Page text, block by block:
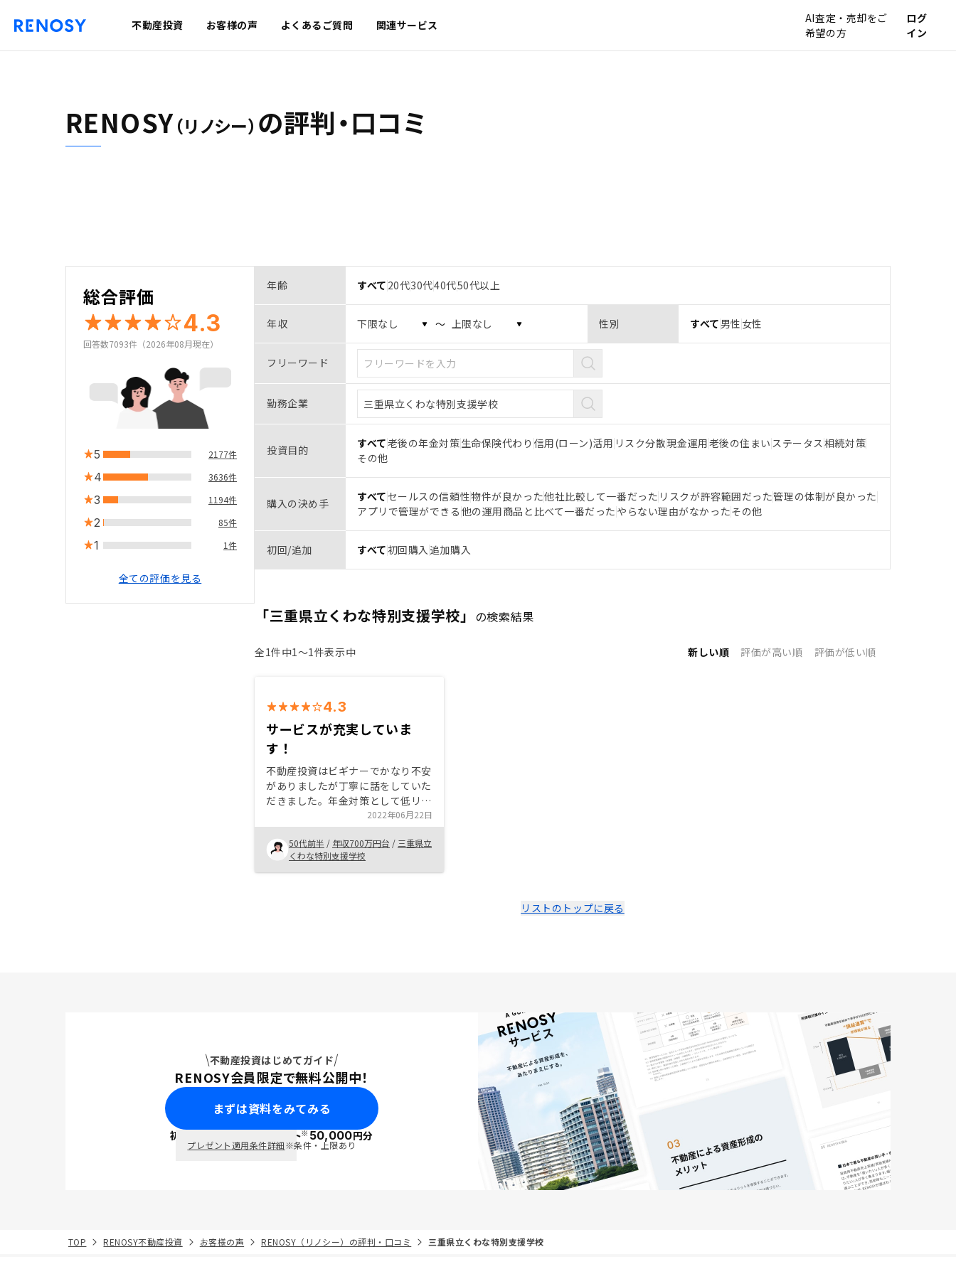
不動産投資 お客様の声 よくあるご質問 関連サービス
AI査定・売却をご
希望の方
ログ
イン
RENOSY（リノシー） の評判・口コミ
総合評価
4.3
回答数7093件（2026年08月現在）
5 2177件
4 3636件
3 1194件
2 85件
1 1件
全ての評価を見る
年齢 すべて 20代30代40代50代以上
年収 〜 性別 すべて 男性 女性
フリーワード
勤務企業
投資目的 すべて老後の年金対策生命保険代わり 信用(ローン)活用 リスク分散現金運用老後の住まい ステータス相続対策
その他
購入の決め手 すべてセールスの信頼性物件が良かった他社比較して一番だった リスクが許容範囲だった管理の体制が良かった
アプリで管理ができる 他の運用商品と比べて一番だった やらない理由がなかったその他
初回/追加 すべて初回購入 追加購入
「三重県立くわな特別支援学校」 の検索結果
全1件中1〜1件表示中 新しい順 評価が高い順 評価が低い順
4.3
サービスが充実していま
す！
不動産投資はビギナーでかなり不安
がありましたが丁寧に話をしていた
だきました。年金対策として低リス
クで大変よい商品であると勧めてい
ただきました。契約まで不安に思っ
ている事を解消していただき安心し
てけいできました。
2022年06月22日
50代前半 / 年収700万円台 / 三重県立
くわな特別支援学校
リストのトップに戻る
不動産投資はじめてガイド
RENOSY会員限定で無料公開中！
まずは資料をみてみる
初回面談で ポイント※50,000円分
プレゼント適用条件詳細※条件・上限あり
TOP RENOSY不動産投資 お客様の声 RENOSY（リノシー）の評判・口コミ 三重県立くわな特別支援学校